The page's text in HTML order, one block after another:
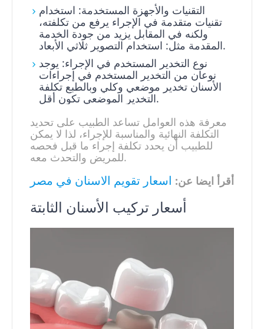
التقنيات والأجهزة المستخدمة: استخدام
تقنيات متقدمة في الإجراء يرفع من تكلفته،
ولكنه في المقابل يزيد من جودة الخدمة
المقدمة مثل: استخدام التصوير ثلاثي الأبعاد.
نوع التخدير المستخدم في الإجراء: يوجد
نوعان من التخدير المستخدم في إجراءات
الأسنان تخدير موضعي وكلي وبالطبع تكلفة
التخدير الموضعي تكون أقل.
معرفة هذه العوامل تساعد الطبيب على تحديد
التكلفة النهائية والمناسبة للإجراء، لذا لا يمكن
للطبيب أن يحدد تكلفة إجراء ما قبل فحصه
للمريض والتحدث معه.
أقرأ ايضا عن: اسعار تقويم الاسنان في مصر